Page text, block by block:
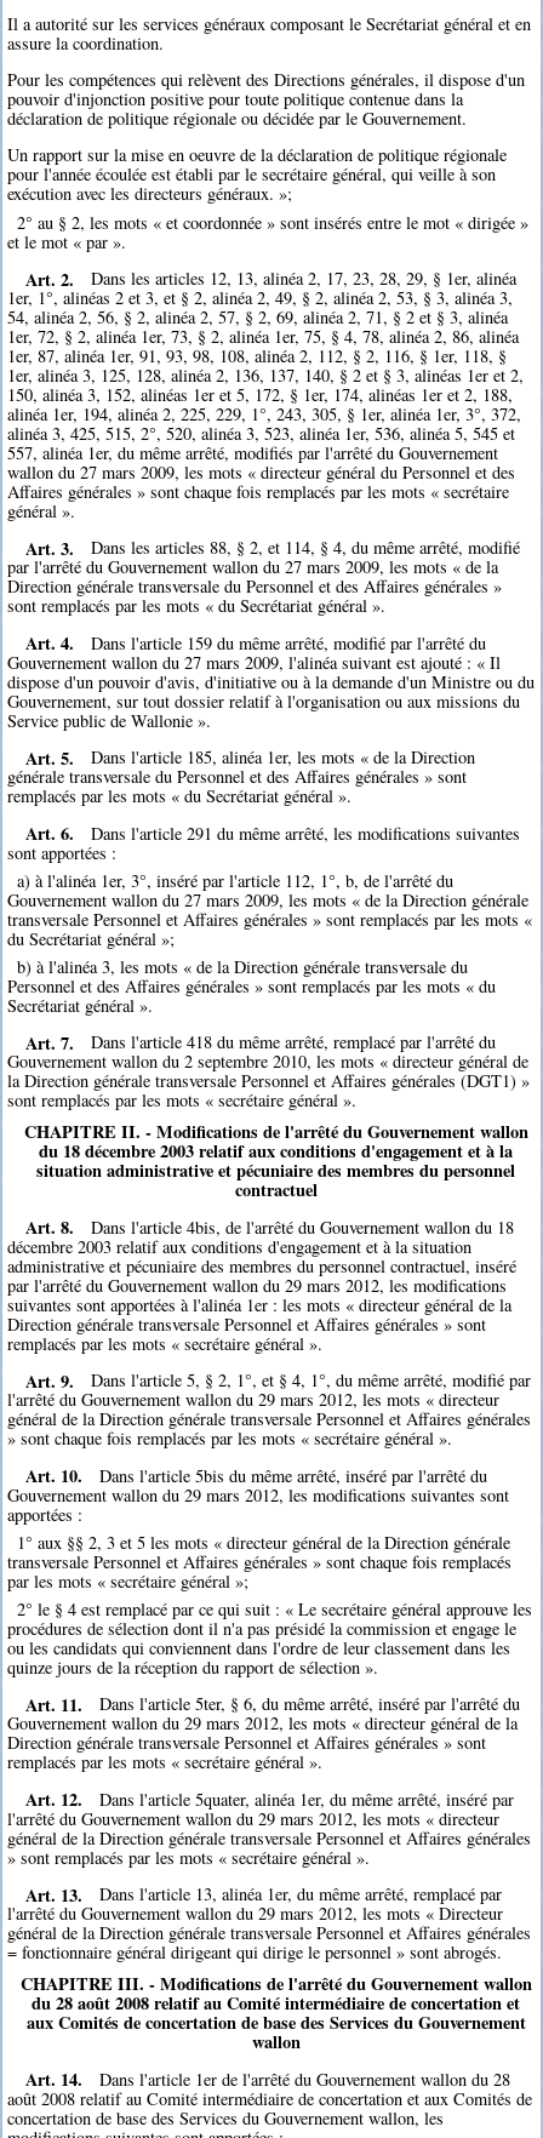
Il a autorité sur les services généraux composant le Secrétariat général et en
assure la coordination.
Pour les compétences qui relèvent des Directions générales, il dispose d'un
pouvoir d'injonction positive pour toute politique contenue dans la
déclaration de politique régionale ou décidée par le Gouvernement.
Un rapport sur la mise en oeuvre de la déclaration de politique régionale
pour l'année écoulée est établi par le secrétaire général, qui veille à son
exécution avec les directeurs généraux. »;
2° au § 2, les mots « et coordonnée » sont insérés entre le mot « dirigée »
et le mot « par ».
Art. 2.
Dans les articles 12, 13, alinéa 2, 17, 23, 28, 29, § 1er, alinéa
1er, 1°, alinéas 2 et 3, et § 2, alinéa 2, 49, § 2, alinéa 2, 53, § 3, alinéa 3,
54, alinéa 2, 56, § 2, alinéa 2, 57, § 2, 69, alinéa 2, 71, § 2 et § 3, alinéa
1er, 72, § 2, alinéa 1er, 73, § 2, alinéa 1er, 75, § 4, 78, alinéa 2, 86, alinéa
1er, 87, alinéa 1er, 91, 93, 98, 108, alinéa 2, 112, § 2, 116, § 1er, 118, §
1er, alinéa 3, 125, 128, alinéa 2, 136, 137, 140, § 2 et § 3, alinéas 1er et 2,
150, alinéa 3, 152, alinéas 1er et 5, 172, § 1er, 174, alinéas 1er et 2, 188,
alinéa 1er, 194, alinéa 2, 225, 229, 1°, 243, 305, § 1er, alinéa 1er, 3°, 372,
alinéa 3, 425, 515, 2°, 520, alinéa 3, 523, alinéa 1er, 536, alinéa 5, 545 et
557, alinéa 1er, du même arrêté, modifiés par l'arrêté du Gouvernement
wallon du 27 mars 2009, les mots « directeur général du Personnel et des
Affaires générales » sont chaque fois remplacés par les mots « secrétaire
général ».
Art. 3.
Dans les articles 88, § 2, et 114, § 4, du même arrêté, modifié
par l'arrêté du Gouvernement wallon du 27 mars 2009, les mots « de la
Direction générale transversale du Personnel et des Affaires générales »
sont remplacés par les mots « du Secrétariat général ».
Art. 4.
Dans l'article 159 du même arrêté, modifié par l'arrêté du
Gouvernement wallon du 27 mars 2009, l'alinéa suivant est ajouté : « Il
dispose d'un pouvoir d'avis, d'initiative ou à la demande d'un Ministre ou du
Gouvernement, sur tout dossier relatif à l'organisation ou aux missions du
Service public de Wallonie ».
Art. 5.
Dans l'article 185, alinéa 1er, les mots « de la Direction
générale transversale du Personnel et des Affaires générales » sont
remplacés par les mots « du Secrétariat général ».
Art. 6.
Dans l'article 291 du même arrêté, les modifications suivantes
sont apportées :
a) à l'alinéa 1er, 3°, inséré par l'article 112, 1°, b, de l'arrêté du
Gouvernement wallon du 27 mars 2009, les mots « de la Direction générale
transversale Personnel et Affaires générales » sont remplacés par les mots «
du Secrétariat général »;
b) à l'alinéa 3, les mots « de la Direction générale transversale du
Personnel et des Affaires générales » sont remplacés par les mots « du
Secrétariat général ».
Art. 7.
Dans l'article 418 du même arrêté, remplacé par l'arrêté du
Gouvernement wallon du 2 septembre 2010, les mots « directeur général de
la Direction générale transversale Personnel et Affaires générales (DGT1) »
sont remplacés par les mots « secrétaire général ».
CHAPITRE II. - Modifications de l'arrêté du Gouvernement wallon
du 18 décembre 2003 relatif aux conditions d'engagement et à la
situation administrative et pécuniaire des membres du personnel
contractuel
Art. 8.
Dans l'article 4bis, de l'arrêté du Gouvernement wallon du 18
décembre 2003 relatif aux conditions d'engagement et à la situation
administrative et pécuniaire des membres du personnel contractuel, inséré
par l'arrêté du Gouvernement wallon du 29 mars 2012, les modifications
suivantes sont apportées à l'alinéa 1er : les mots « directeur général de la
Direction générale transversale Personnel et Affaires générales » sont
remplacés par les mots « secrétaire général ».
Art. 9.
Dans l'article 5, § 2, 1°, et § 4, 1°, du même arrêté, modifié par
l'arrêté du Gouvernement wallon du 29 mars 2012, les mots « directeur
général de la Direction générale transversale Personnel et Affaires générales
» sont chaque fois remplacés par les mots « secrétaire général ».
Art. 10.
Dans l'article 5bis du même arrêté, inséré par l'arrêté du
Gouvernement wallon du 29 mars 2012, les modifications suivantes sont
apportées :
1° aux §§ 2, 3 et 5 les mots « directeur général de la Direction générale
transversale Personnel et Affaires générales » sont chaque fois remplacés
par les mots « secrétaire général »;
2° le § 4 est remplacé par ce qui suit : « Le secrétaire général approuve les
procédures de sélection dont il n'a pas présidé la commission et engage le
ou les candidats qui conviennent dans l'ordre de leur classement dans les
quinze jours de la réception du rapport de sélection ».
Art. 11.
Dans l'article 5ter, § 6, du même arrêté, inséré par l'arrêté du
Gouvernement wallon du 29 mars 2012, les mots « directeur général de la
Direction générale transversale Personnel et Affaires générales » sont
remplacés par les mots « secrétaire général ».
Art. 12.
Dans l'article 5quater, alinéa 1er, du même arrêté, inséré par
l'arrêté du Gouvernement wallon du 29 mars 2012, les mots « directeur
général de la Direction générale transversale Personnel et Affaires générales
» sont remplacés par les mots « secrétaire général ».
Art. 13.
Dans l'article 13, alinéa 1er, du même arrêté, remplacé par
l'arrêté du Gouvernement wallon du 29 mars 2012, les mots « Directeur
général de la Direction générale transversale Personnel et Affaires générales
= fonctionnaire général dirigeant qui dirige le personnel » sont abrogés.
CHAPITRE III. - Modifications de l'arrêté du Gouvernement wallon
du 28 août 2008 relatif au Comité intermédiaire de concertation et
aux Comités de concertation de base des Services du Gouvernement
wallon
Art. 14.
Dans l'article 1er de l'arrêté du Gouvernement wallon du 28
août 2008 relatif au Comité intermédiaire de concertation et aux Comités de
concertation de base des Services du Gouvernement wallon, les